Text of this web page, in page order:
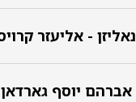
- אליעזר
יוסף גארדאן